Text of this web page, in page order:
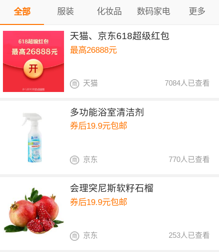
全部 服装 化妆品 数码家电 更多
天猫、京东618超级红包
最高26888元
7084人已查看
天猫
多功能浴室清洁剂
券后19.9元包邮
770人已查看
京东
会理突尼斯软籽石榴
券后19.9元包邮
253人已查看
京东